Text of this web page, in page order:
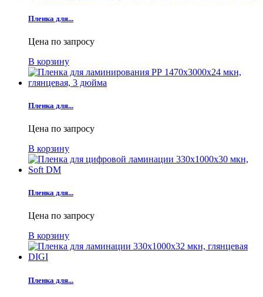
Пленка для...
Цена по запросу
В корзину
Пленка для...
Цена по запросу
В корзину
Пленка для...
Цена по запросу
В корзину
Пленка для...